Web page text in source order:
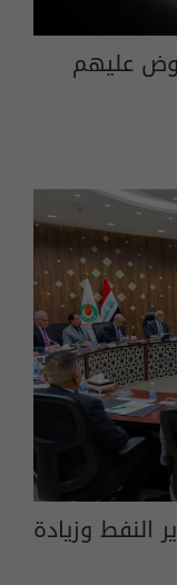
عليهم
النفط وزيادة